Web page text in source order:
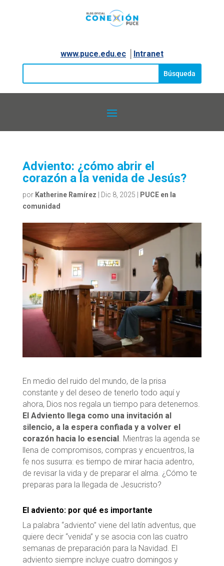
www.puce.edu.ec│ Intranet
Adviento: ¿cómo abrir el
corazón a la venida de Jesús?
por Katherine Ramírez Dic 8, 2025
PUCE en la
comunidad
En medio del ruido del mundo, de la prisa
constante y del deseo de tenerlo todo aquí y
ahora, Dios nos regala un tiempo para detenernos.
El Adviento llega como una invitación al
silencio, a la espera confiada y a volver el
corazón hacia lo esencial . Mientras la agenda se
llena de compromisos, compras y encuentros, la
fe nos susurra: es tiempo de mirar hacia adentro,
de revisar la vida y de preparar el alma. ¿Cómo te
preparas para la llegada de Jesucristo?
El adviento: por qué es importante
La palabra “adviento” viene del latín adventus, que
quiere decir “venida” y se asocia con las cuatro
semanas de preparación para la Navidad. El
adviento siempre incluye cuatro domingos y